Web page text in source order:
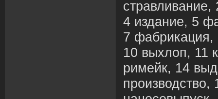
4 издание, 5
7 фабрикация,
10 выхлоп, 11
римейк, 14
производство,